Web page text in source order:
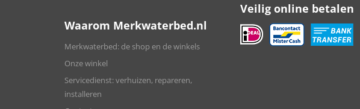
Waarom Merkwaterbed.nl
Merkwaterbed: de shop en de winkels
Onze winkel
Servicedienst: verhuizen, repareren,
installeren
Veilig online betalen